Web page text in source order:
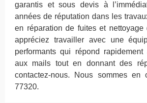
garantis et sous devis à
années de réputation dans les
en réparation de fuites et
appréciez travailler avec une
performants qui répond
aux mails tout en donnant des
contactez-nous. Nous sommes
77320.